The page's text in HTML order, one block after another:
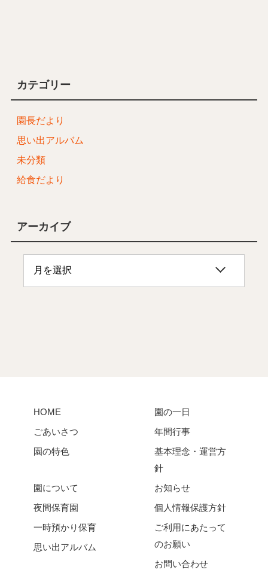
カテゴリー
園長だより
思い出アルバム
未分類
給食だより
アーカイブ
HOME
ごあいさつ
園の特色
園の一日
年間行事
基本理念・運営方
針
園について
夜間保育園
一時預かり保育
思い出アルバム
お知らせ
個人情報保護方針
ご利用にあたって
のお願い
お問い合わせ